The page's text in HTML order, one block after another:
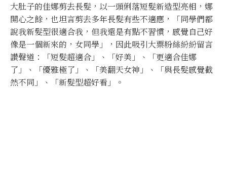
大肚子的佳娜剪去長髮，以一頭俐落短髮新造型亮相，娜
開心之餘，也坦言剪去多年長髮有些不適應，「同學們都
說我新髮型很適合我，但我還是有點不習慣，感覺自己好
像是一個新來的，女同學」，因此吸引大票粉絲紛紛留言
讚聲道：「短髮超適合」、「好美」、「更適合佳娜
了」、「優雅極了」、「美翻天女神」、「與長髮感覺截
然不同」、「新髮型超好看」。